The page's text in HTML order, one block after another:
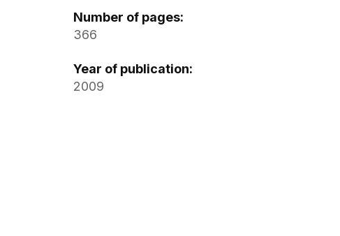
Number of pages:
366
Year of publication:
2009